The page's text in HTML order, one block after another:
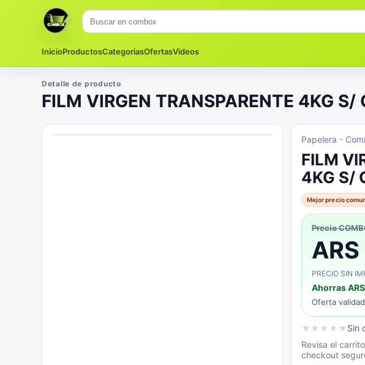
InicioProductosCategoriasOfertasVideos
Detalle de producto
FILM VIRGEN TRANSPARENTE 4KG S/
Papelera -
FILM
4KG S/
Mejor precio
Precio
PRECIO SIN
Ahorras
Oferta
★ ★ ★ ★ ★Sin
Revisa el
checkout